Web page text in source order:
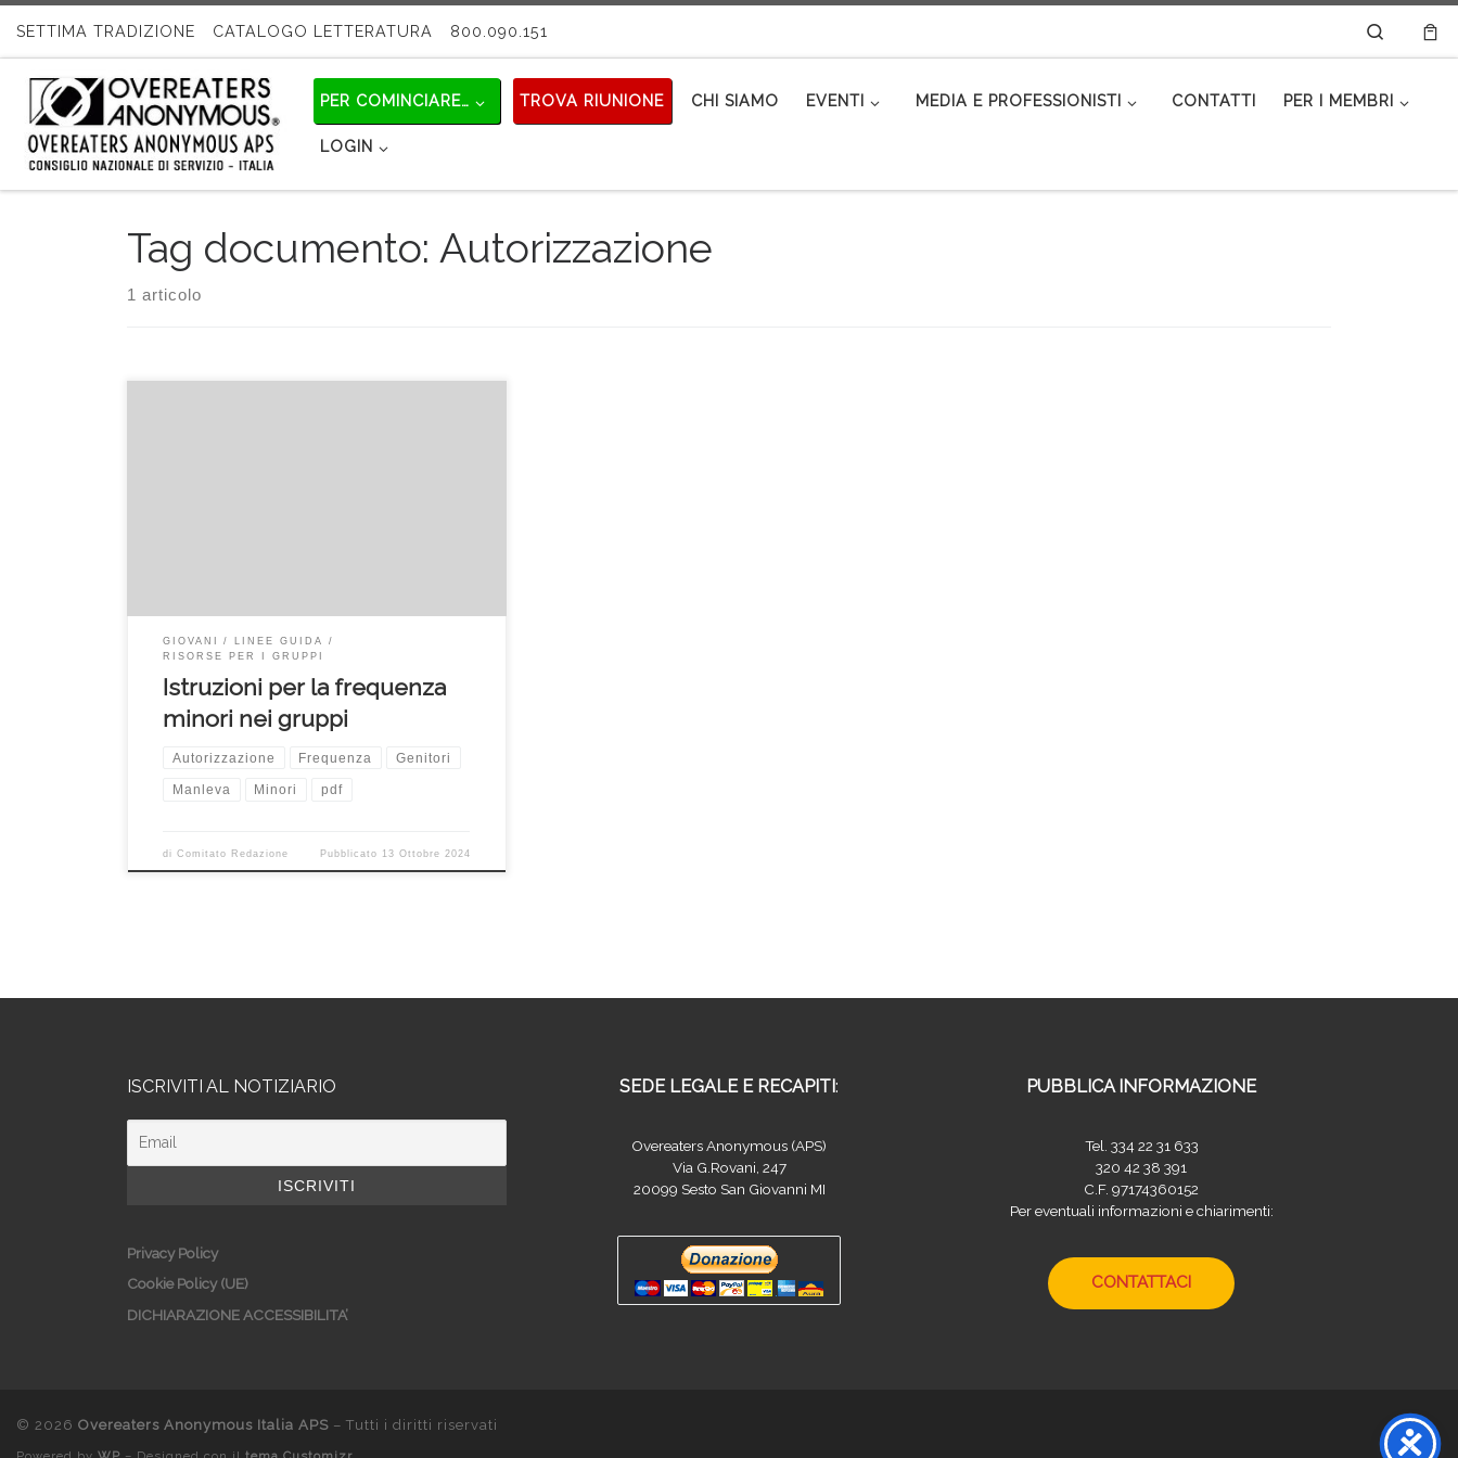
Passa al contenuto
SETTIMA TRADIZIONE CATALOGO LETTERATURA 800.090.151 Search
PER COMINCIARE… TROVA RIUNIONE CHI SIAMO EVENTI MEDIA E PROFESSIONISTI CONTATTI PER I MEMBRI
LOGIN
Tag documento: Autorizzazione
1 articolo
GIOVANI
LINEE GUIDA
RISORSE PER I GRUPPI
Istruzioni per la frequenza
minori nei gruppi
Autorizzazione Frequenza Genitori
Manleva Minori pdf
diComitato Redazione Pubblicato 13 Ottobre 2024
ISCRIVITI AL NOTIZIARIO
Privacy Policy
Cookie Policy (UE)
DICHIARAZIONE ACCESSIBILITA’
SEDE LEGALE E RECAPITI:
Overeaters Anonymous (APS)
Via G.Rovani, 247
20099 Sesto San Giovanni MI
PUBBLICA INFORMAZIONE
Tel. 334 22 31 633
320 42 38 391
C.F. 97174360152
Per eventuali informazioni e chiarimenti:
CONTATTACI
© 2026 Overeaters Anonymous Italia APS – Tutti i diritti riservati